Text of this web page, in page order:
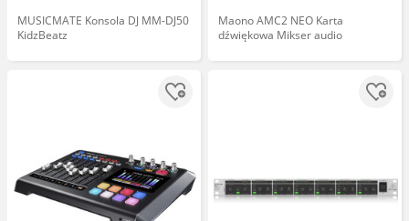
MUSICMATE Konsola DJ MM-DJ50
KidzBeatz
Maono AMC2 NEO Karta
dźwiękowa Mikser audio